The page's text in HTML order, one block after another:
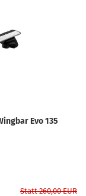
Evo 135
Statt 260,00 EUR